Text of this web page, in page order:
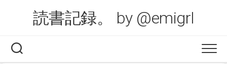
読書記録。 by @emigrl